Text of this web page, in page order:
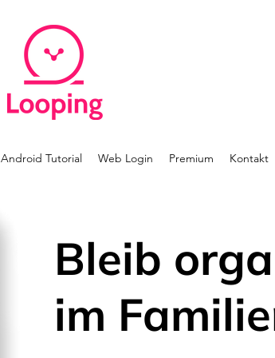
Android Tutorial Web Login Premium Kontakt
Bleib
im